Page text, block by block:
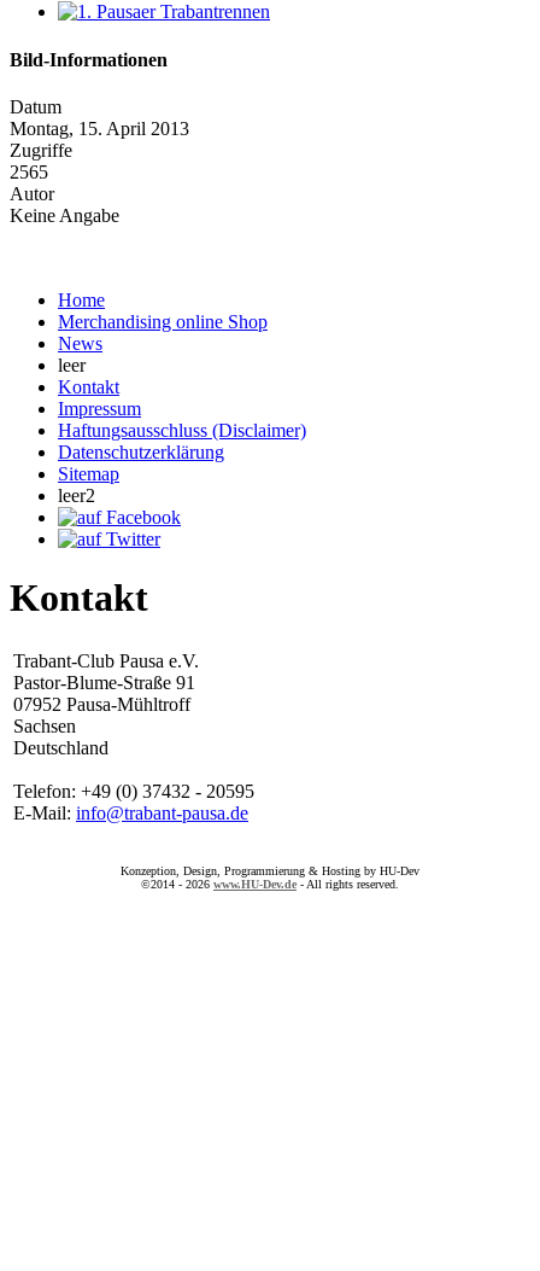
Bild-Informationen
Datum
Montag, 15. April 2013
Zugriffe
2565
Autor
Keine Angabe
Home
Merchandising online Shop
News
leer
Kontakt
Impressum
Haftungsausschluss (Disclaimer)
Datenschutzerklärung
Sitemap
leer2
Kontakt
Trabant-Club Pausa e.V.
Pastor-Blume-Straße 91
07952 Pausa-Mühltroff
Sachsen
Deutschland
Telefon: +49 (0) 37432 - 20595
E-Mail: info@trabant-pausa.de
Konzeption, Design, Programmierung & Hosting by HU-Dev
©2014 - 2026 www.HU-Dev.de - All rights reserved.